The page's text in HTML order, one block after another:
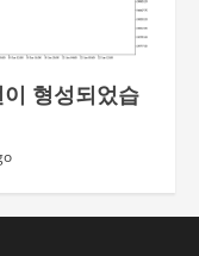
이 형성되었습